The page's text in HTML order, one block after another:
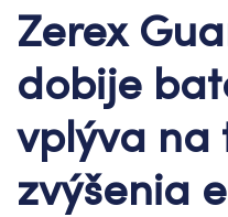
Zerex
dobije
vplýva na
zvýšenia